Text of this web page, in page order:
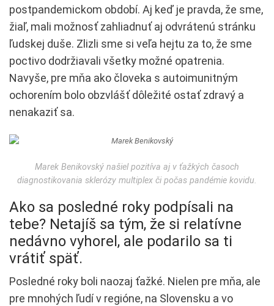
postpandemickom období. Aj keď je pravda, že sme,
žiaľ, mali možnosť zahliadnuť aj odvrátenú stránku
ľudskej duše. Zlizli sme si veľa hejtu za to, že sme
poctivo dodržiavali všetky možné opatrenia.
Navyše, pre mňa ako človeka s autoimunitným
ochorením bolo obzvlášť dôležité ostať zdravý a
nenakaziť sa.
Marek Benikovský našiel pozitíva aj v ťažkých časoch
diagnostikovania sklerózy multiplex či počas pandémie kovidu.
Ako sa posledné roky podpísali na
tebe? Netajíš sa tým, že si relatívne
nedávno vyhorel, ale podarilo sa ti
vrátiť späť.
Posledné roky boli naozaj ťažké. Nielen pre mňa, ale
pre mnohých ľudí v regióne, na Slovensku a vo